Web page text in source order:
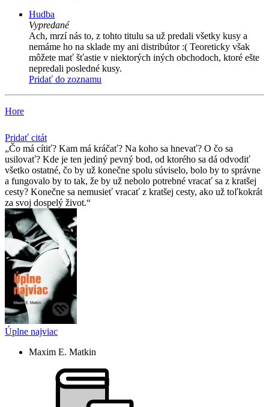
Hudba
Vypredané
Ach, mrzí nás to, z tohto titulu sa už predali všetky kusy a
nemáme ho na sklade my ani distribútor :( Teoreticky však
môžete mať šťastie v niektorých iných obchodoch, ktoré ešte
nepredali posledné kusy.
Pridať do zoznamu
Hore
Pridať citát
Čo má cítiť? Kam má kráčať? Na koho sa hnevať? O čo sa
usilovať? Kde je ten jediný pevný bod, od ktorého sa dá odvodiť
všetko ostatné, čo by už konečne spolu súviselo, bolo by to správne
a fungovalo by to tak, že by už nebolo potrebné vracať sa z kratšej
cesty? Konečne sa nemusieť vracať z kratšej cesty, ako už toľkokrát
za svoj dospelý život.
Úplne najviac
Maxim E. Matkin